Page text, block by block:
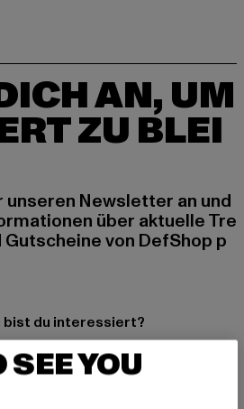
AN, UM
ZU BLEI
Newsletter an und
über aktuelle Tre
von DefShop p
bist du interessiert?
SEE YOU